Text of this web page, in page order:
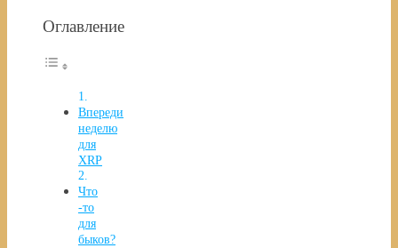
Оглавление
Впереди
неделю
для
XRP
Что
-то
для
быков?